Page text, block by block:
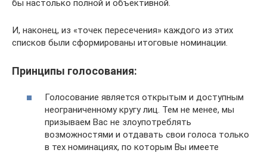
бы настолько полной и объективной.
И, наконец, из «точек пересечения» каждого из этих
списков были сформированы итоговые номинации.
Принципы голосования:
Голосование является открытым и доступным
неограниченному кругу лиц. Тем не менее, мы
призываем Вас не злоупотреблять
возможностями и отдавать свои голоса только
в тех номинациях, по которым Вы имеете